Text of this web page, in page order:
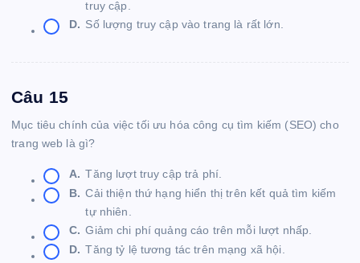
truy cập.
D. Số lượng truy cập vào trang là rất lớn.
Câu 15
Mục tiêu chính của việc tối ưu hóa công cụ tìm kiếm (SEO) cho
trang web là gì?
A. Tăng lượt truy cập trả phí.
B. Cải thiện thứ hạng hiển thị trên kết quả tìm kiếm
tự nhiên.
C. Giảm chi phí quảng cáo trên mỗi lượt nhấp.
D. Tăng tỷ lệ tương tác trên mạng xã hội.